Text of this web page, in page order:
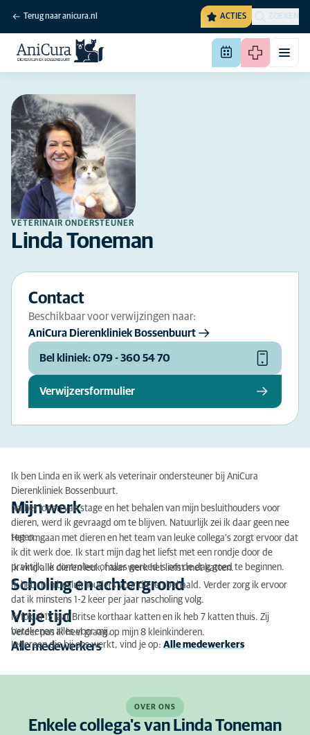
Terug naar anicura.nl ACTIES ZOEKEN
VETERINAIR ONDERSTEUNER
Linda Toneman
Contact
Beschikbaar voor verwijzingen naar:
AniCura Dierenkliniek Bossenbuurt
Bel kliniek: 079 - 360 54 70
Verwijzersformulier
Ik ben Linda en ik werk als veterinair ondersteuner bij AniCura
Dierenkliniek Bossenbuurt.
Mijn werk
Na het lopen van stage en het behalen van mijn besluithouders voor
dieren, werd ik gevraagd om te blijven. Natuurlijk zei ik daar geen nee
tegen.
Het omgaan met dieren en het team van leuke collega's zorgt ervoor dat
ik dit werk doe. Ik start mijn dag het liefst met een rondje door de
praktijk. Ik controleer of alles gereed is om de dag goed te beginnen.
Ik vind alle dieren leuk, maar werk het liefst met katten.
Scholing en achtergrond
Ik heb mijn besluithouders voor dieren behaald. Verder zorg ik ervoor
dat ik minstens 1-2 keer per jaar nascholing volg.
Vrije tijd
Ik fok al 15 jaar Britse korthaar katten en ik heb 7 katten thuis. Zij
betekenen alles voor mij.
Verder pas ik heel graag op mijn 8 kleinkinderen.
Alle medewerkers
Iedereen die bij ons werkt, vind je op: Alle medewerkers
OVER ONS
Enkele collega's van Linda Toneman